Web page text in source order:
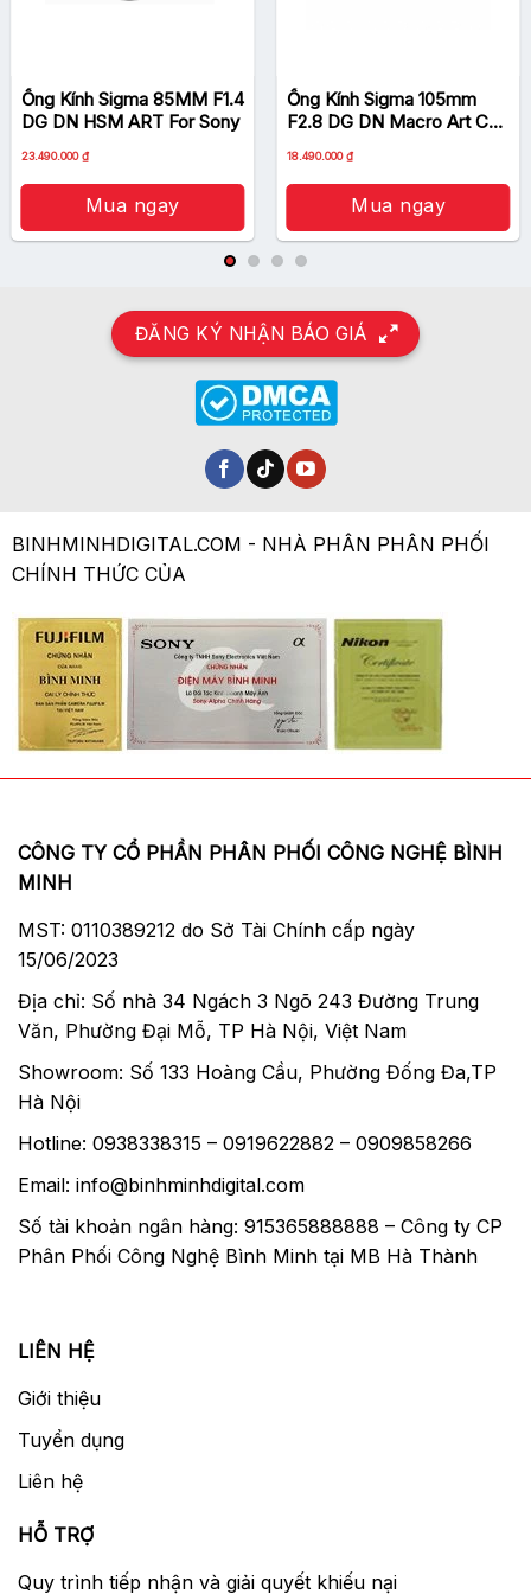
Các ống kính được xây dựng bằng cách sử
dụng Composite (TSC) Vật liệu Nhiệt ổn
định, cùng với các kim loại truyền thống, cho
độ chính xác cao hơn và sử dụng trong các
biến thể nhiệt độ rộng. Bên ngoài của ống
kính cũng được khắc với năm sản xuất. Các
kết nối cao su cho vừa khít.
Ống kính Sigma 50mm F1.4 DG HSM For
Canon
được trang bị thấu kính phi cầu giúp
giảm thiểu tình trạng flare và bóng mờ cho
phép sử dụng khẩu độ tối đa với khả năng
hiệu ứng bokeh đẹp tư nhiên, cũng như làm
giảm quang sai và lóe sáng hiệu quả. Kết hợp
với 3 thấu kính SLD giúp giảm thiểu quang sai
màu trong suốt toàn bộ dải zoom nhằm duy
trì độ sắc nét của hình ảnh, độ tương phản
hình ảnh.
Một lớp phủ Super Multi-Layer Coating đã
được áp dụng cho các yếu tố ống kính để
giảm thiểu ống kính flare và bóng mờ và
phản phong phú và màu sắc trung tính,
ngay cả trong điều kiện ngược sáng.
Ống Kính Sigma 85MM F1.4
DG DN HSM ART For Sony
23.490.000₫
Mua ngay
Ống Kính Sigma 105mm
F2.8 DG DN Macro Art Cho
18.490.000₫
Mua ngay
ĐĂNG KÝ NHẬN BÁO GIÁ
BINHMINHDIGITAL.COM - NHÀ PHÂN PHÂN PHỐI
CHÍNH THỨC CỦA
CÔNG TY CỔ PHẦN PHÂN PHỐI CÔNG NGHỆ BÌNH
MINH
MST: 0110389212 do Sở Tài Chính cấp ngày
15/06/2023
Địa chỉ: Số nhà 34 Ngách 3 Ngõ 243 Đường Trung
Văn, Phường Đại Mỗ, TP Hà Nội, Việt Nam
Showroom: Số 133 Hoàng Cầu, Phường Đống Đa,TP
Hà Nội
Hotline: 0938338315 – 0919622882 – 0909858266
Email: info@binhminhdigital.com
Số tài khoản ngân hàng: 915365888888 – Công ty CP
Phân Phối Công Nghệ Bình Minh tại MB Hà Thành
LIÊN HỆ
Giới thiệu
Tuyển dụng
Liên hệ
HỖ TRỢ
Quy trình tiếp nhận và giải quyết khiếu nại